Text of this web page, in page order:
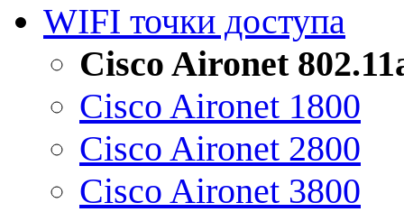
WIFI точки доступа
Cisco Aironet
Cisco Aironet 1800
Cisco Aironet 2800
Cisco Aironet 3800